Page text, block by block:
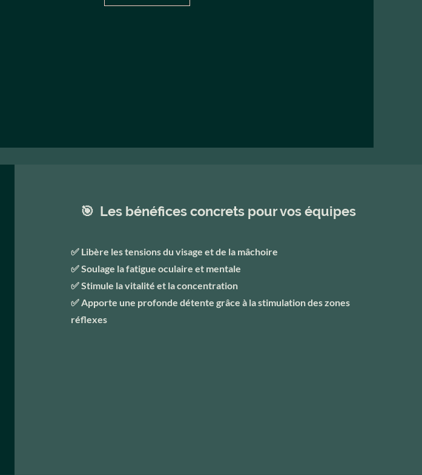
🎯 Les bénéfices concrets pour vos équipes
✅ Libère les tensions du visage et de la mâchoire
✅ Soulage la fatigue oculaire et mentale
✅ Stimule la vitalité et la concentration
✅ Apporte une profonde détente grâce à la stimulation des zones
réflexes